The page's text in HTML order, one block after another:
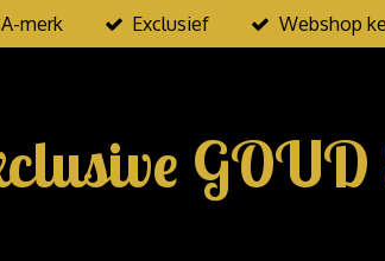
A-merk Exclusief Webshop